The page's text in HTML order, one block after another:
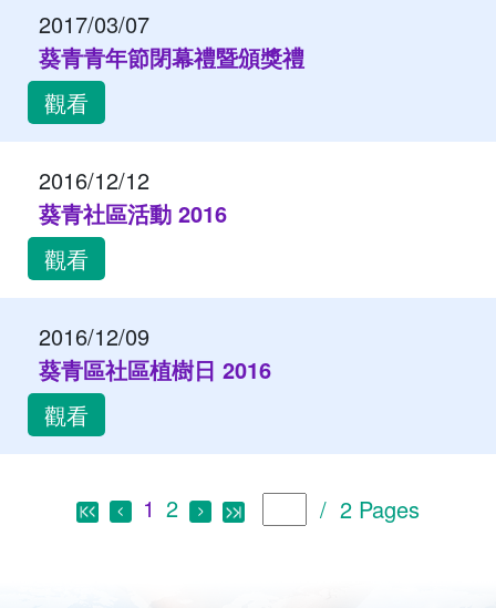
2017/03/07
葵青青年節閉幕禮暨頒獎禮
觀看
2016/12/12
葵青社區活動 2016
觀看
2016/12/09
葵青區社區植樹日 2016
觀看
1 2 / 2 Pages